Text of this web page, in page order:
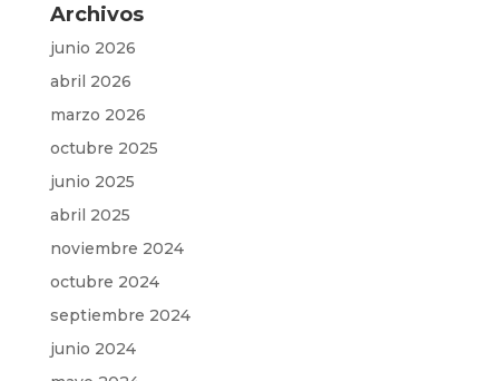
Archivos
junio 2026
abril 2026
marzo 2026
octubre 2025
junio 2025
abril 2025
noviembre 2024
octubre 2024
septiembre 2024
junio 2024